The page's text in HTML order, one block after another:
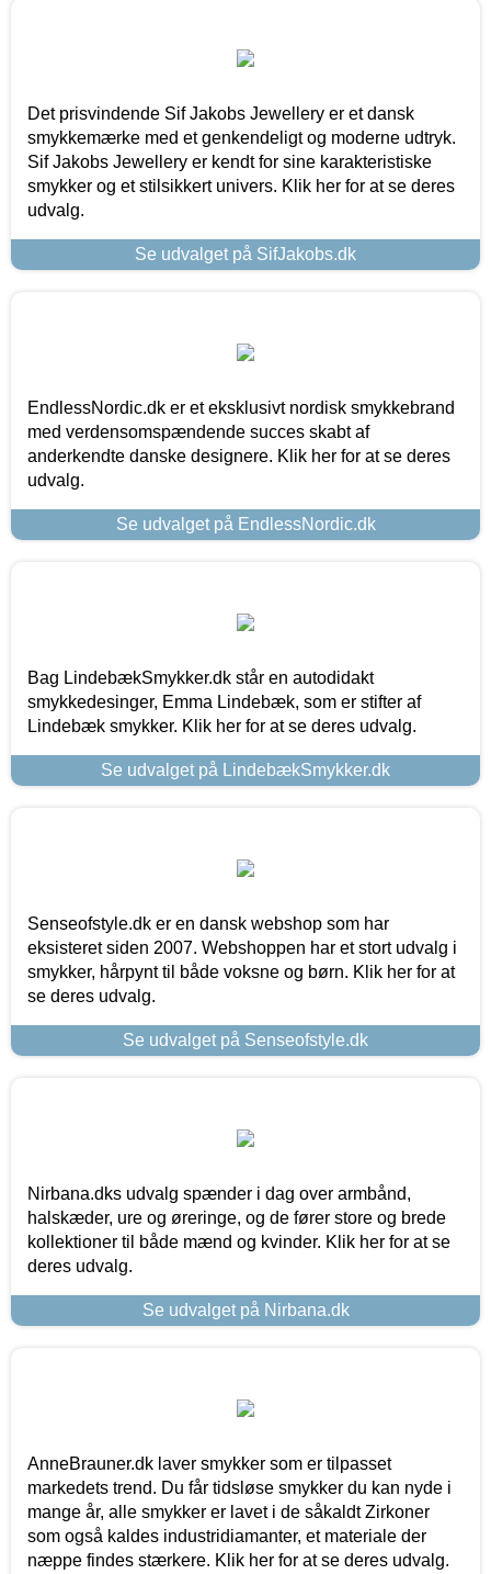
Det prisvindende Sif Jakobs Jewellery er et dansk
smykkemærke med et genkendeligt og moderne udtryk.
Sif Jakobs Jewellery er kendt for sine karakteristiske
smykker og et stilsikkert univers. Klik her for at se deres
udvalg.
Se udvalget på SifJakobs.dk
EndlessNordic.dk er et eksklusivt nordisk smykkebrand
med verdensomspændende succes skabt af
anderkendte danske designere. Klik her for at se deres
udvalg.
Se udvalget på EndlessNordic.dk
Bag LindebækSmykker.dk står en autodidakt
smykkedesinger, Emma Lindebæk, som er stifter af
Lindebæk smykker. Klik her for at se deres udvalg.
Se udvalget på LindebækSmykker.dk
Senseofstyle.dk er en dansk webshop som har
eksisteret siden 2007. Webshoppen har et stort udvalg i
smykker, hårpynt til både voksne og børn. Klik her for at
se deres udvalg.
Se udvalget på Senseofstyle.dk
Nirbana.dks udvalg spænder i dag over armbånd,
halskæder, ure og øreringe, og de fører store og brede
kollektioner til både mænd og kvinder. Klik her for at se
deres udvalg.
Se udvalget på Nirbana.dk
AnneBrauner.dk laver smykker som er tilpasset
markedets trend. Du får tidsløse smykker du kan nyde i
mange år, alle smykker er lavet i de såkaldt Zirkoner
som også kaldes industridiamanter, et materiale der
næppe findes stærkere. Klik her for at se deres udvalg.